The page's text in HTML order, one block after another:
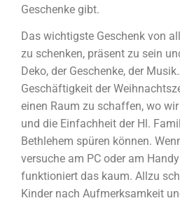
Geschenke gibt.
Das wichtigste Geschenk von
zu schenken, präsent zu sein
Deko, der Geschenke, der
Geschäftigkeit der
einen Raum zu schaffen, wo
und die Einfachheit der Hl.
Bethlehem spüren können.
versuche am PC oder am
funktioniert das kaum. Allzu
Kinder nach Aufmerksamkeit